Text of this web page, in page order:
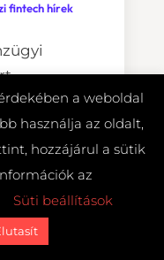
fintech hírek
a weboldal
használja az oldalt,
hozzájárul a sütik
az
Süti beállítások